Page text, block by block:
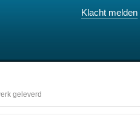
Klacht melden
geleverd